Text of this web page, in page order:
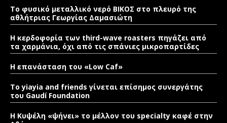
Το φυσικό μεταλλικό νερό ΒΙΚΟΣ στο πλευρό της
αθλήτριας Γεωργίας Δαμασιώτη
Η κερδοφορία των third-wave roasters πηγάζει από
τα χαρμάνια, όχι από τις σπάνιες μικροπαρτίδες
Η επανάσταση του «Low Caf»
To yiayia and friends γίνεται επίσημος συνεργάτης
του Gaudí Foundation
Η Κυψέλη «ψήνει» το μέλλον του specialty καφέ στην